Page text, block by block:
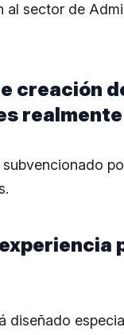
al sector de
creación
diseñado